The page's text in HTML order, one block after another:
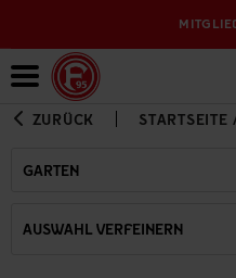
ZURÜCK STARTSEITE
GARTEN
AUSWAHL VERFEINERN